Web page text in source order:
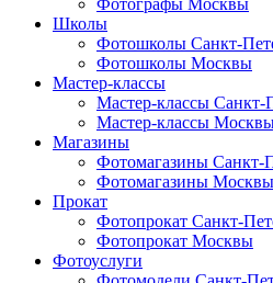
Фотографы Москвы
Школы
Фотошколы Санкт-
Фотошколы Москвы
Мастер-классы
Мастер-классы Санкт-
Мастер-классы
Магазины
Фотомагазины Санкт-
Фотомагазины Москвы
Прокат
Фотопрокат Санкт-
Фотопрокат Москвы
Фотоуслуги